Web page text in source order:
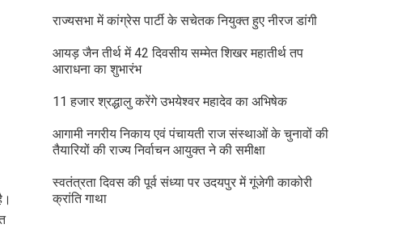
राज्यसभा में कांग्रेस पार्टी के सचेतक नियुक्त हुए नीरज डांगी
आयड़ जैन तीर्थ में 42 दिवसीय सम्मेत शिखर महातीर्थ तप
आराधना का शुभारंभ
11 हजार श्रद्धालु करेंगे उभयेश्वर महादेव का अभिषेक
आगामी नगरीय निकाय एवं पंचायती राज संस्थाओं के चुनावों की
तैयारियों की राज्य निर्वाचन आयुक्त ने की समीक्षा
स्वतंत्रता दिवस की पूर्व संध्या पर उदयपुर में गूंजेगी काकोरी
क्रांति गाथा